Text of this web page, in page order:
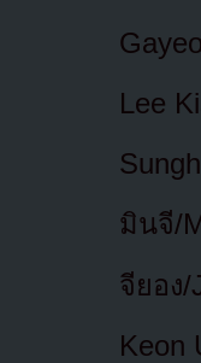
Lee
มินจี/
จียอง/
Keon